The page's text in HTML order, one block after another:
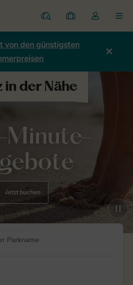
Ferienparks
Meine
Buchungen
Dropdown-
Menü
Kontos
von den günstigsten
Minute-
Jetzt buchen